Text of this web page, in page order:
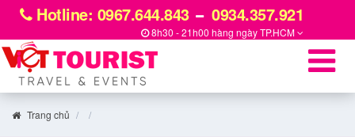
Hotline: 0967.644.843 0934.357.921
8h30 - 21h00 hàng ngàyTP.HCM
Trang chủ